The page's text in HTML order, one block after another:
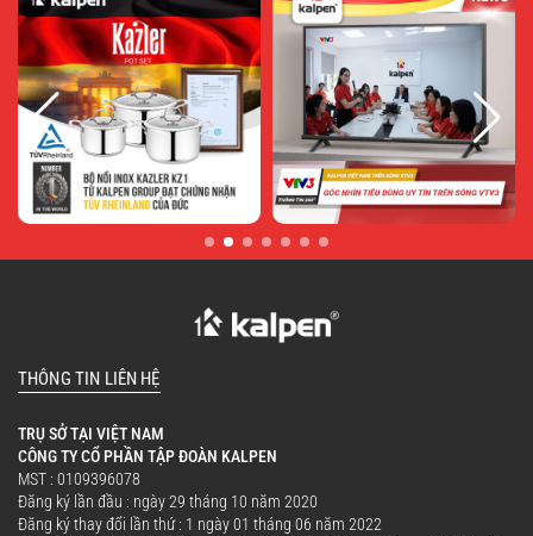
THÔNG TIN LIÊN HỆ
TRỤ SỞ TẠI VIỆT NAM
CÔNG TY CỔ PHẦN TẬP ĐOÀN KALPEN
MST : 0109396078
Đăng ký lần đầu : ngày 29 tháng 10 năm 2020
Đăng ký thay đổi lần thứ : 1 ngày 01 tháng 06 năm 2022